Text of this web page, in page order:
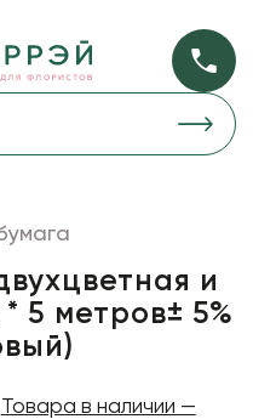
Упаковка для
Пленка
прозрачная
и
5 метров± 5%
Товара в наличии —